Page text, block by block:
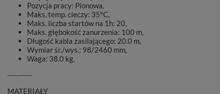
Pozycja pracy: Pionowa,
Maks. temp. cieczy: 35°C,
Maks. liczba startów na 1h: 20,
Maks. głębokość zanurzenia: 100 m,
Długość kabla zasilającego: 20.0 m,
Wymiar śr./wys.: 98/2460 mm,
Waga: 38.0 kg,
----------
MATERIAŁY